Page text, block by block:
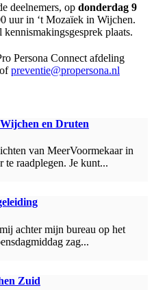
deelnemers, op donderdag 9
uur in ‘t Mozaïek in Wijchen.
plaats.
Persona Connect afdeling
preventie@propersona.nl
en Druten
van MeerVoormekaar in
raadplegen. Je kunt...
achter mijn bureau op het
zag...
Zuid